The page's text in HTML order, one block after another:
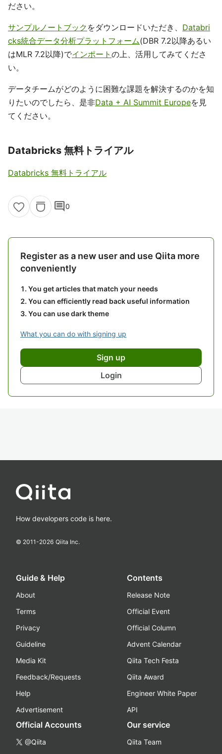
ださい。
サンプルノートブック をダウンロードいただき、 Databri
cks統合データ分析プラットフォーム(DBR 7.2以降あるい
はMLR 7.2以降)でインポート の上、活用してみてくださ
い。
データチームがどのように困難な課題を解決するのかを知
りたいのでしたら、是非Data + AI Summit Europeを見
てください。
Databricks 無料トライアル
Databricks 無料トライアル
comment0
Register as a new user and use Qiita more
conveniently
You get articles that match your needs
You can efficiently read back useful information
You can use dark theme
What you can do with signing up
Sign up
Login
How developers code is here.
© 2011-2026 Qiita Inc.
Guide & Help
About
Terms
Privacy
Guideline
Media Kit
Feedback/Requests
Help
Advertisement
Contents
Release Note
Official Event
Official Column
Advent Calendar
Qiita Tech Festa
Qiita Award
Engineer White Paper
API
Official Accounts
@Qiita
Our service
Qiita Team